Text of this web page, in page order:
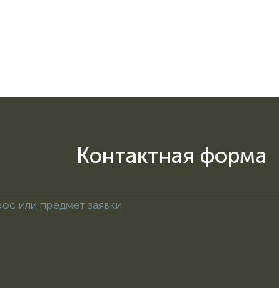
Контактная форма